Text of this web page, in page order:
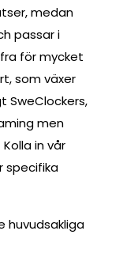
medan
passar i
för mycket
som växer
SweClockers,
men
in vår
specifika
huvudsakliga